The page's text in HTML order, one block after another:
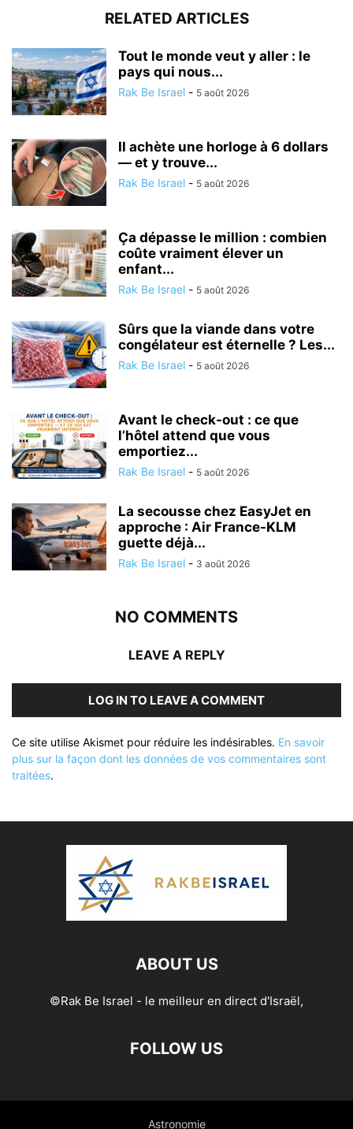
RELATED ARTICLES
Tout le monde veut y aller : le
pays qui nous...
Rak Be Israel - 5 août 2026
Il achète une horloge à 6 dollars
— et y trouve...
Rak Be Israel - 5 août 2026
Ça dépasse le million : combien
coûte vraiment élever un
enfant...
Rak Be Israel - 5 août 2026
Sûrs que la viande dans votre
congélateur est éternelle ? Les...
Rak Be Israel - 5 août 2026
Avant le check-out : ce que
l’hôtel attend que vous
emportiez...
Rak Be Israel - 5 août 2026
La secousse chez EasyJet en
approche : Air France-KLM
guette déjà...
Rak Be Israel - 3 août 2026
NO COMMENTS
LEAVE A REPLY
LOG IN TO LEAVE A COMMENT
Ce site utilise Akismet pour réduire les indésirables. En savoir
plus sur la façon dont les données de vos commentaires sont
traitées.
ABOUT US
©Rak Be Israel - le meilleur en direct d'Israël,
FOLLOW US
Astronomie